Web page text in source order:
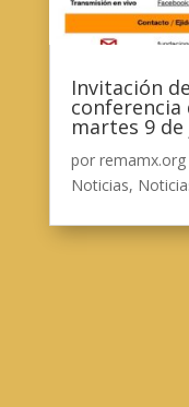
Invitación
conferencia
martes 9
por remamx.org
Noticias,